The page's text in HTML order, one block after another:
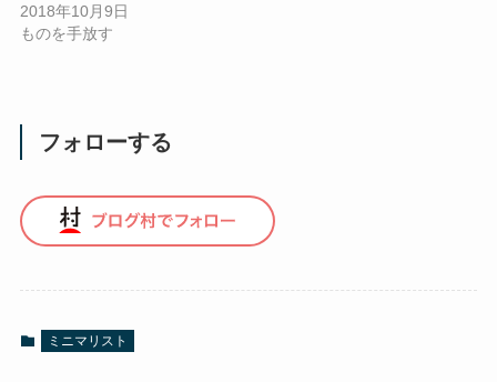
2018年10月9日
ものを手放す
フォローする
ミニマリスト